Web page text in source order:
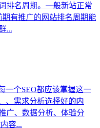
排名周期。一般新站正常
有推广的网站排名周期能
...
一个SEO都应该掌握这一
、需求分析选择好的内
广、数据分析、体验分
容...